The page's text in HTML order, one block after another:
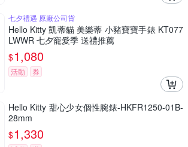
七夕禮遇 原廠公司貨
Hello Kitty 凱蒂貓 美樂蒂 小豬寶寶手錶 KT077
LWWR 七夕寵愛季 送禮推薦
$1,080
活動 券
Hello Kitty 甜心少女個性腕錶-HKFR1250-01B-
28mm
$1,330